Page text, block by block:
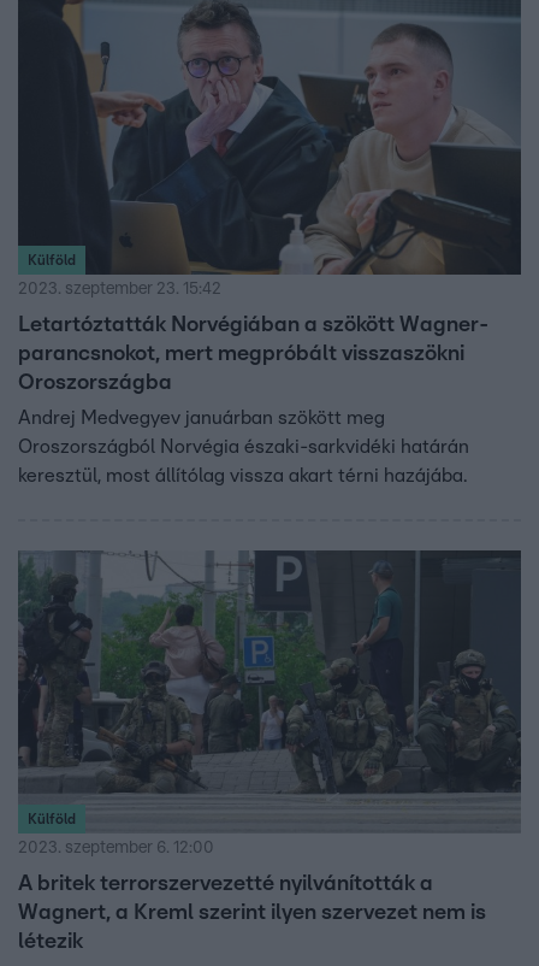
Külföld
2023. szeptember 23. 15:42
Letartóztatták Norvégiában a szökött Wagner-
parancsnokot, mert megpróbált visszaszökni
Oroszországba
Andrej Medvegyev januárban szökött meg
Oroszországból Norvégia északi-sarkvidéki határán
keresztül, most állítólag vissza akart térni hazájába.
Külföld
2023. szeptember 6. 12:00
A britek terrorszervezetté nyilvánították a
Wagnert, a Kreml szerint ilyen szervezet nem is
létezik